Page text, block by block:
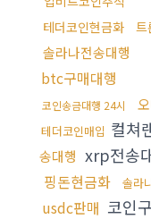
테더코인현금화
트
솔라나전송대행
btc구매대행
코인송금대행 24시
테더코인매입 컬쳐
송대행 xrp전송
핑돈현금화 솔라
usdc판매 코인